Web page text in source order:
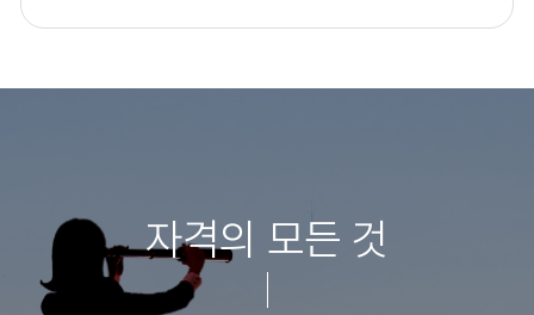
자격의 모든 것